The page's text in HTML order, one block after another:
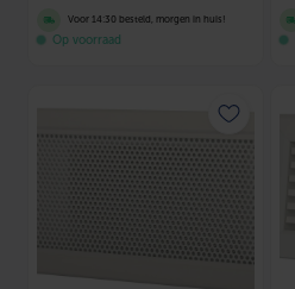
Voor 14:30 besteld, morgen in huis!
Op voorraad